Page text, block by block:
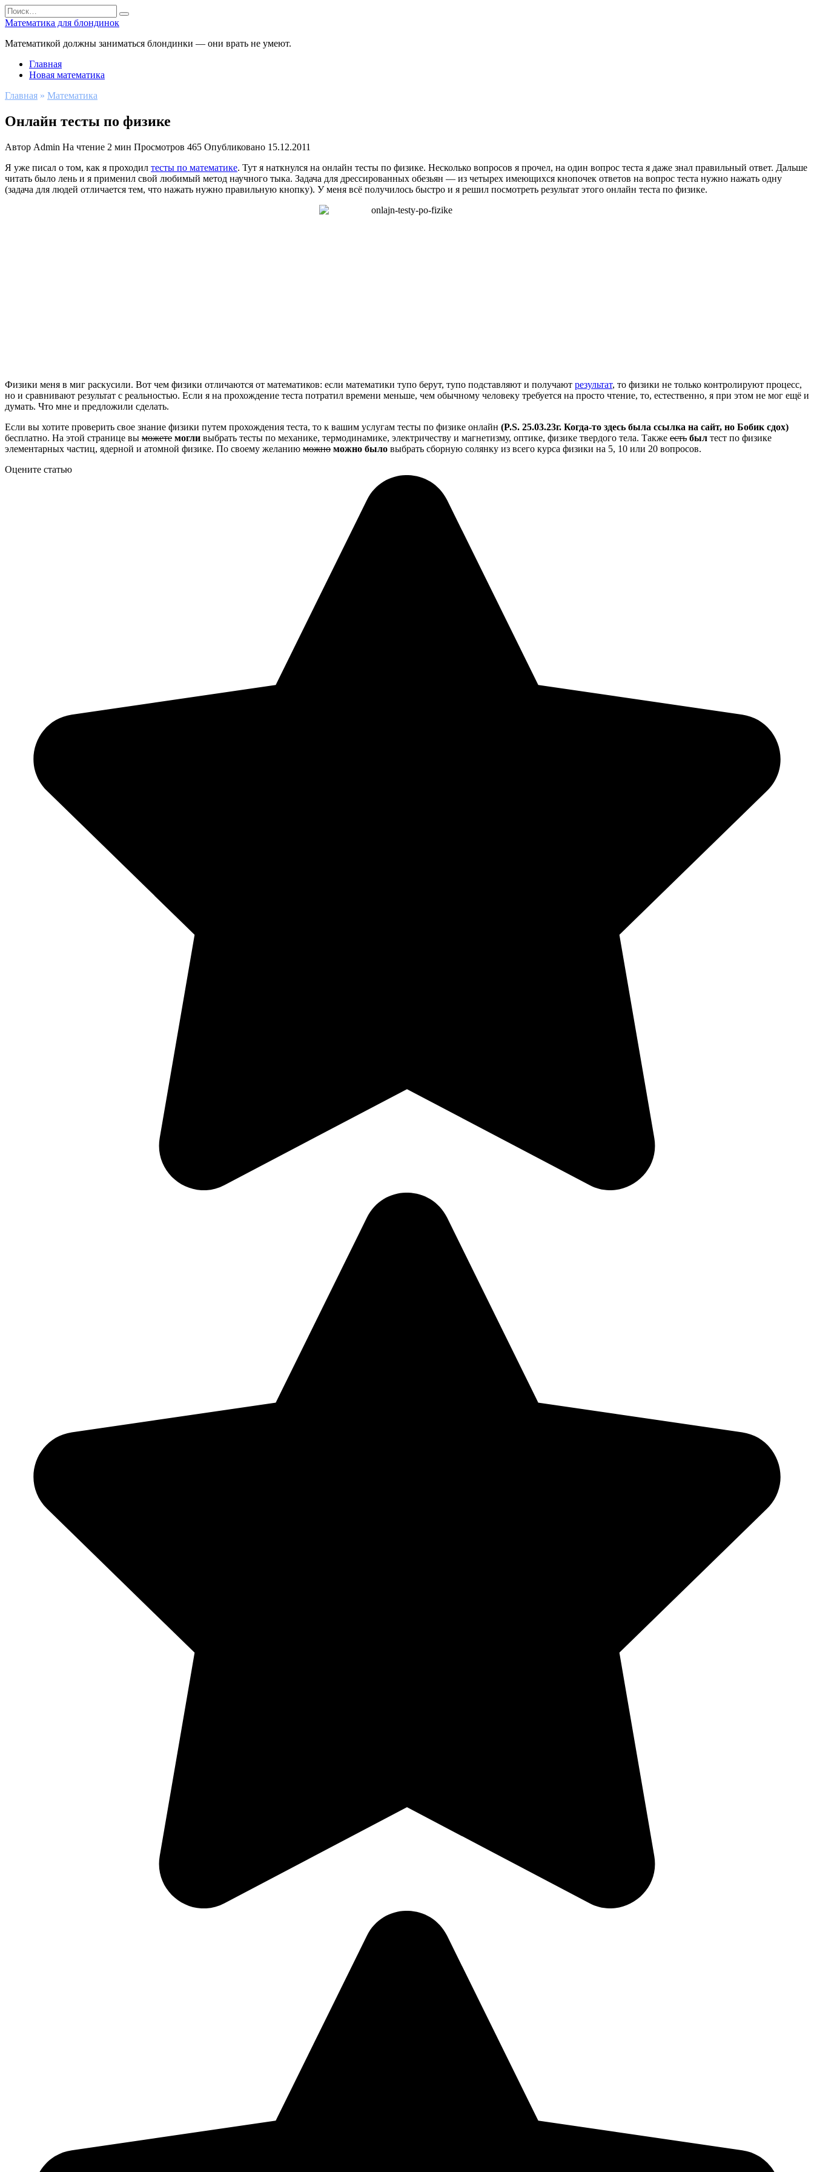
Перейти
к
Search
for:
Математика для блондинок
Математикой должны заниматься блондинки — они врать не умеют.
Главная
Новая математика
Главная » Математика
Онлайн тесты по физике
Автор Admin На чтение 2 мин Просмотров 465 Опубликовано 15.12.2011
Я уже писал о том, как я проходил тесты по математике. Тут я наткнулся на онлайн тесты по физике. Несколько вопросов я прочел, на один вопрос теста я даже знал правильный ответ. Дальше
читать было лень и я применил свой любимый метод научного тыка. Задача для дрессированных обезьян — из четырех имеющихся кнопочек ответов на вопрос теста нужно нажать одну
(задача для людей отличается тем, что нажать нужно правильную кнопку). У меня всё получилось быстро и я решил посмотреть результат этого онлайн теста по физике.
Физики меня в миг раскусили. Вот чем физики отличаются от математиков: если математики тупо берут, тупо подставляют и получают результат, то физики не только контролируют процесс,
но и сравнивают результат с реальностью. Если я на прохождение теста потратил времени меньше, чем обычному человеку требуется на просто чтение, то, естественно, я при этом не мог ещё и
думать. Что мне и предложили сделать.
Если вы хотите проверить свое знание физики путем прохождения теста, то к вашим услугам тесты по физике онлайн (P.S. 25.03.23г. Когда-то здесь была ссылка на сайт, но Бобик сдох)
бесплатно. На этой странице вы можете могли выбрать тесты по механике, термодинамике, электричеству и магнетизму, оптике, физике твердого тела. Также есть был тест по физике
элементарных частиц, ядерной и атомной физике. По своему желанию можно можно было выбрать сборную солянку из всего курса физики на 5, 10 или 20 вопросов.
Оцените статью